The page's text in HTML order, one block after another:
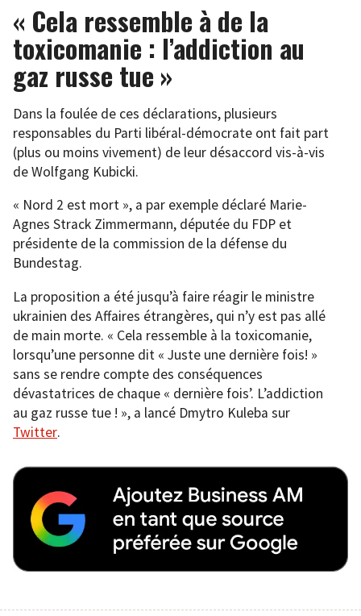
« Cela ressemble à de la
toxicomanie : l’addiction au
gaz russe tue »
Dans la foulée de ces déclarations, plusieurs
responsables du Parti libéral-démocrate ont fait part
(plus ou moins vivement) de leur désaccord vis-à-vis
de Wolfgang Kubicki.
« Nord 2 est mort », a par exemple déclaré Marie-
Agnes Strack Zimmermann, députée du FDP et
présidente de la commission de la défense du
Bundestag.
La proposition a été jusqu’à faire réagir le ministre
ukrainien des Affaires étrangères, qui n’y est pas allé
de main morte. « Cela ressemble à la toxicomanie,
lorsqu’une personne dit « Juste une dernière fois! »
sans se rendre compte des conséquences
dévastatrices de chaque « dernière fois’. L’addiction
au gaz russe tue ! », a lancé Dmytro Kuleba sur
Twitter.